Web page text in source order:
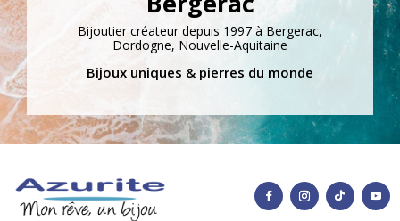
Bijoutier créateur depuis 1997 à Bergerac,
Dordogne, Nouvelle-Aquitaine
Bijoux uniques & pierres du monde